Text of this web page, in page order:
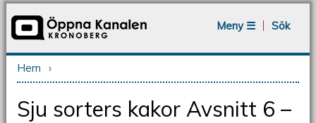
Meny ☰
Sök
Du är här
Hem ›
Sju sorters kakor Avsnitt 6 –